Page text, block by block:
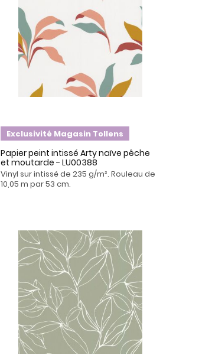
Exclusivité Magasin Tollens
Papier peint intissé Arty naïve pêche
et moutarde - LU00388
Vinyl sur intissé de 235 g/m². Rouleau de
10,05 m par 53 cm.